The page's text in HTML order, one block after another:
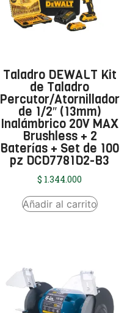
Taladro DEWALT Kit
de Taladro
Percutor/Atornillador
de 1/2″ (13mm)
Inalámbrico 20V MAX
Brushless + 2
Baterías + Set de 100
pz DCD7781D2-B3
$ 1.344.000
Añadir al carrito